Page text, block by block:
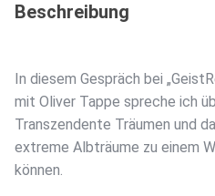
Beschreibung
In diesem Gespräch bei
mit Oliver Tappe spreche ich
Transzendente Träumen und
extreme Albträume zu einem
können.